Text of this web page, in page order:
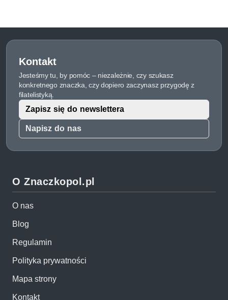
Kontakt
Jesteśmy tu, by pomóc – niezależnie, czy szukasz
konkretnego znaczka, czy dopiero zaczynasz przygodę z
filatelistyką.
Napisz do nas
Zapisz się do newslettera
O Znaczkopol.pl
O nas
Blog
Regulamin
Polityka prywatności
Mapa strony
Kontakt